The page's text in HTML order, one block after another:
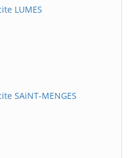
LUMES
SAiNT-MENGES